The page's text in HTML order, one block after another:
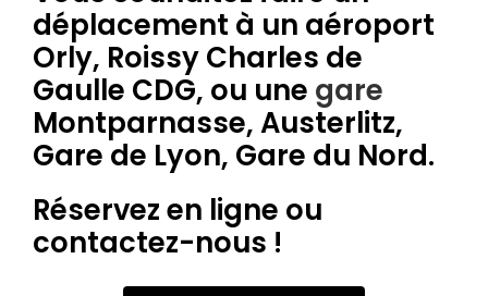
déplacement à un aéroport
Orly, Roissy Charles de
Gaulle CDG, ou une gare
Montparnasse, Austerlitz,
Gare de Lyon, Gare du Nord.
Réservez en ligne ou
contactez-nous !